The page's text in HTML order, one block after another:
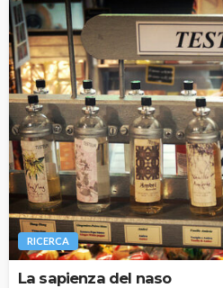
RICERCA
La sapienza del naso